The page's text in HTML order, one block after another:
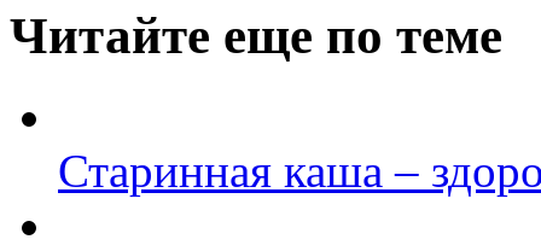
Читайте еще по теме
Старинная каша –